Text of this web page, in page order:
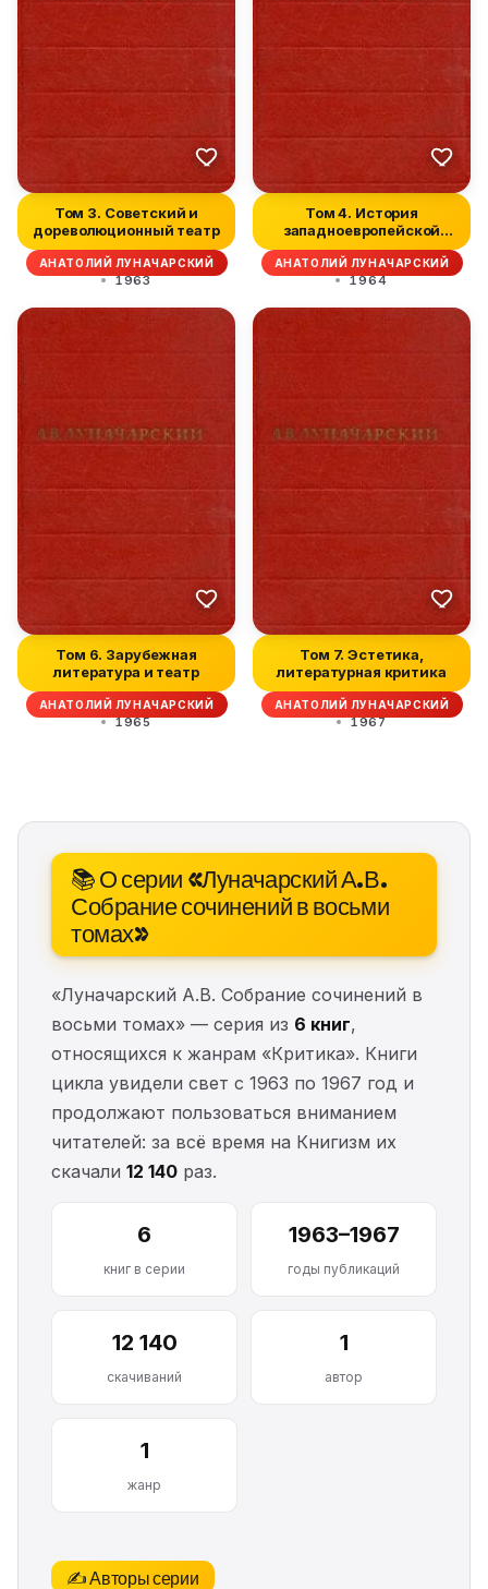
Том 3. Советский и
дореволюционный театр
АНАТОЛИЙ ЛУНАЧАРСКИЙ
1963
Том 4. История
западноевропейской
литературы
АНАТОЛИЙ ЛУНАЧАРСКИЙ
1964
Том 6. Зарубежная
литература и театр
АНАТОЛИЙ ЛУНАЧАРСКИЙ
1965
Том 7. Эстетика,
литературная критика
АНАТОЛИЙ ЛУНАЧАРСКИЙ
1967
📚 О серии «Луначарский А.В.
Собрание сочинений в восьми
томах»
«Луначарский А.В. Собрание сочинений в
восьми томах» — серия из 6 книг,
относящихся к жанрам «Критика». Книги
цикла увидели свет с 1963 по 1967 год и
продолжают пользоваться вниманием
читателей: за всё время на Книгизм их
скачали 12 140 раз.
6
книг в серии
1963–1967
годы публикаций
12 140
скачиваний
1
автор
1
жанр
✍️ Авторы серии